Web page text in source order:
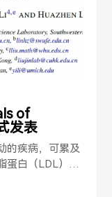
针对前馈神经网
方法，用于重构
不会引入过多额
，我们的方法将
时间和GPU内
of
发表
的疾病，可累及
蛋白（LDL）胆